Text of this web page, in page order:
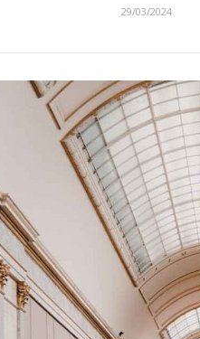
29/03/2024